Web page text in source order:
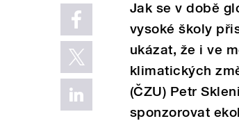
Jak se v době
vysoké školy
ukázat, že i ve
klimatických
(ČZU) Petr
sponzorovat